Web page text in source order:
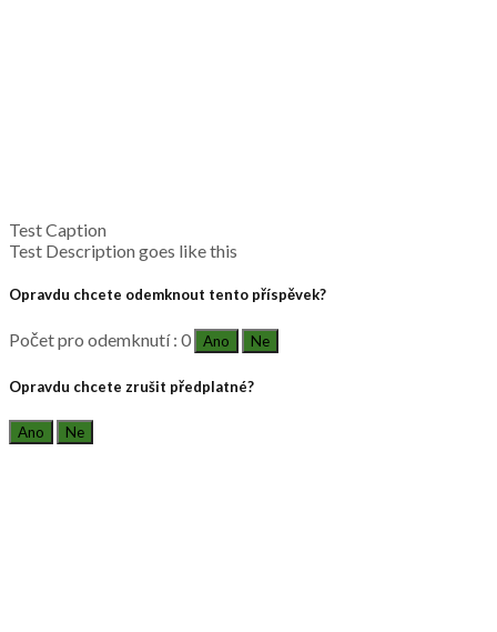
Test Caption
Test Description goes like this
Opravdu chcete odemknout tento příspěvek?
Počet pro odemknutí : 0 Ano Ne
Opravdu chcete zrušit předplatné?
Ano Ne